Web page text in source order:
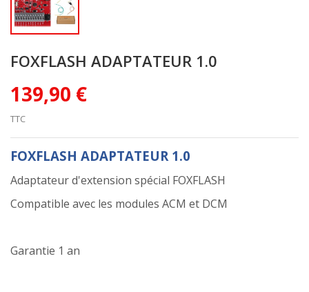
FOXFLASH ADAPTATEUR 1.0
139,90 €
TTC
FOXFLASH ADAPTATEUR 1.0
Adaptateur d'extension spécial FOXFLASH
Compatible avec les modules ACM et DCM
Garantie 1 an